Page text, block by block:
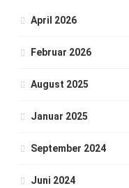
April 2026
Februar 2026
August 2025
Januar 2025
September 2024
Juni 2024